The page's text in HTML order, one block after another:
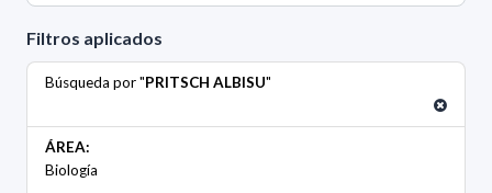
Filtros aplicados
Búsqueda por "PRITSCH ALBISU"
ÁREA:
Biología